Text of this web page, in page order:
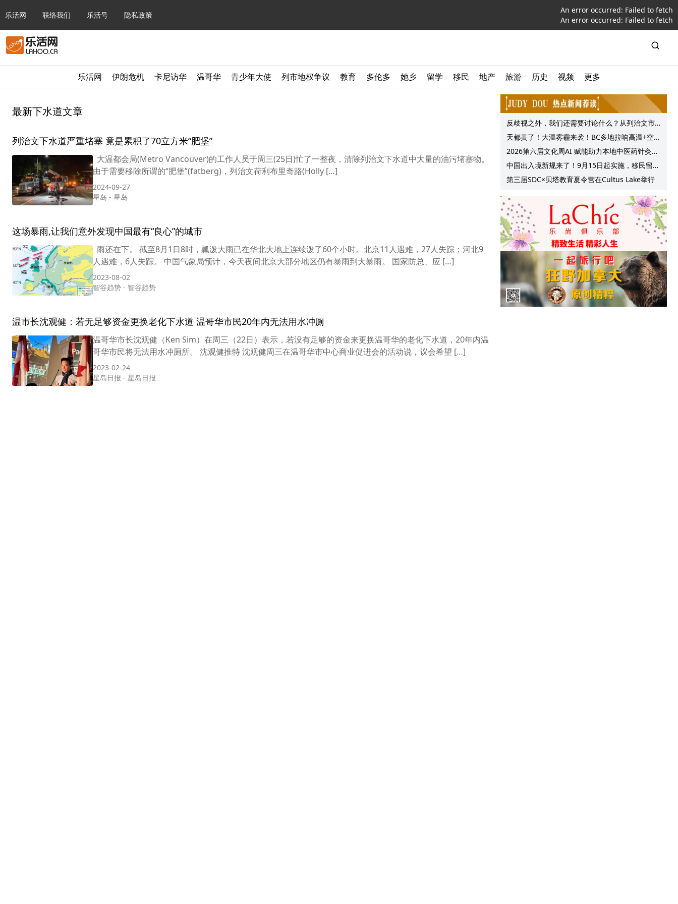
乐活网 联络我们 乐活号 隐私政策
An error occurred: Failed to fetch
An error occurred: Failed to fetch
乐活网 伊朗危机 卡尼访华 温哥华 青少年大使 列市地权争议 教育 多伦多 她乡 留学 移民 地产 旅游 历史 视频 更多
最新下水道文章
列治文下水道严重堵塞 竟是累积了70立方米“肥堡”
大温都会局(Metro Vancouver)的工作人员于周三(25日)忙了一整夜，清除列治文下水道中大量的油污堵塞物。
由于需要移除所谓的“肥堡”(fatberg)，列治文荷利布里奇路(Holly […]
2024-09-27
星岛 - 星岛
这场暴雨,让我们意外发现中国最有“良心”的城市
雨还在下。 截至8月1日8时，瓢泼大雨已在华北大地上连续泼了60个小时。北京11人遇难，27人失踪；河北9
人遇难，6人失踪。 中国气象局预计，今天夜间北京大部分地区仍有暴雨到大暴雨。 国家防总、应 […]
2023-08-02
智谷趋势 - 智谷趋势
温市长沈观健：若无足够资金更换老化下水道 温哥华市民20年内无法用水冲厕
温哥华市长沈观健（Ken Sim）在周三（22日）表示，若没有足够的资金来更换温哥华的老化下水道，20年内温
哥华市民将无法用水冲厕所。 沈观健推特 沈观健周三在温哥华市中心商业促进会的活动说，议会希望 […]
2023-02-24
星岛日报 - 星岛日报
反歧视之外，我们还需要讨论什么？从列治文市
议会一项动议谈起
天都黄了！大温雾霾来袭！BC多地拉响高温+空气
质量预警 最高可达35°C！
2026第六届文化周AI 赋能助力本地中医药针灸服
务提质升级
中国出入境新规来了！9月15日起实施，移民留学
中介迎来最强监管！
第三届SDC×贝塔教育夏令营在Cultus Lake举行